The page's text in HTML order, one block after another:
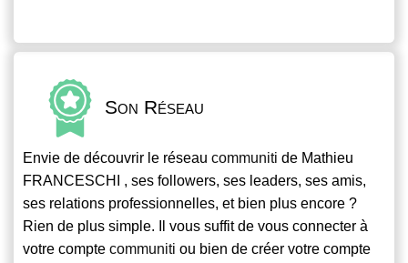
Son Réseau
Envie de découvrir le réseau communiti de Mathieu
FRANCESCHI , ses followers, ses leaders, ses amis,
ses relations professionnelles, et bien plus encore ?
Rien de plus simple. Il vous suffit de vous connecter à
votre compte communiti ou bien de créer votre compte